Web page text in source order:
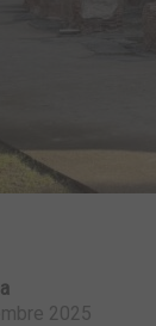
2025